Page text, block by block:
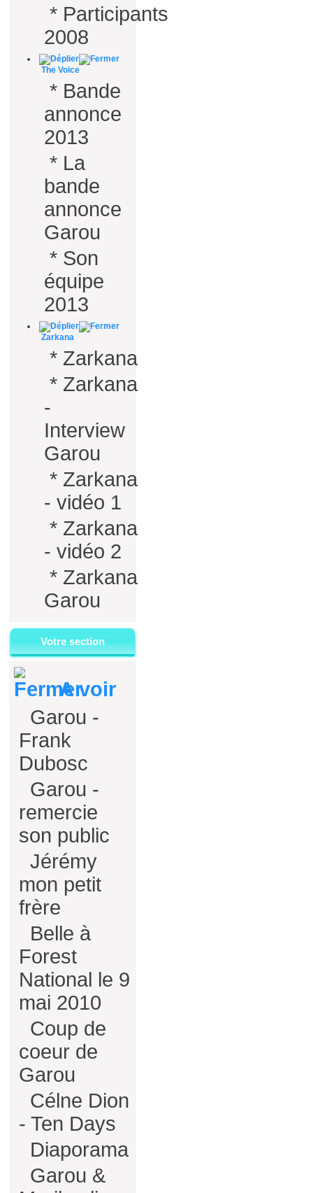
* Participants
2008
The Voice
* Bande
annonce
2013
* La
bande
annonce
Garou
* Son
équipe
2013
Zarkana
* Zarkana
* Zarkana
-
Interview
Garou
* Zarkana
- vidéo 1
* Zarkana
- vidéo 2
* Zarkana
Garou
Votre section
A voir
Garou -
Frank
Dubosc
Garou -
remercie
son public
Jérémy
mon petit
frère
Belle à
Forest
National le 9
mai 2010
Coup de
coeur de
Garou
Célne Dion
- Ten Days
Diaporama
Garou &